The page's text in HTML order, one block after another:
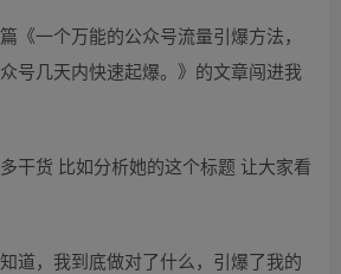
《一个万能的公众号流量引爆方法，
号几天内快速起爆。》的文章闯进我
干货 比如分析她的这个标题 让大家看
道，我到底做对了什么，引爆了我的